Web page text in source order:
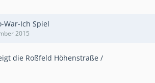
War-Ich Spiel
2015
die Roßfeld Höhenstraße /